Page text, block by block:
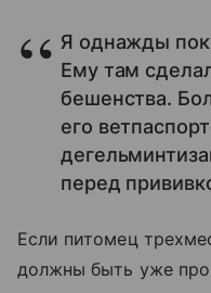
Я однажды
Ему там
бешенства.
его
перед
Если питомец
должны быть уже